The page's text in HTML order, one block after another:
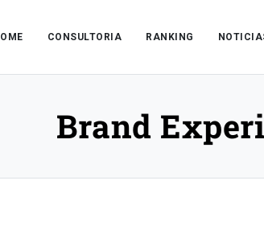
CONSULTORIA RANKING
Brand